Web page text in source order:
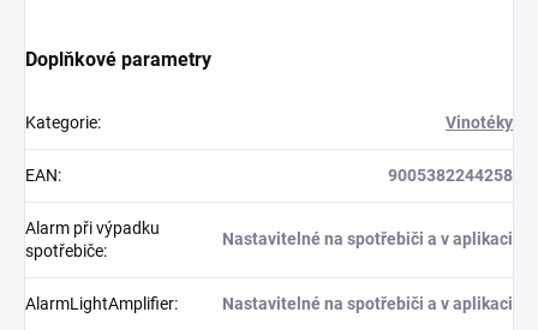
Doplňkové parametry
Kategorie: Vinotéky
EAN: 9005382244258
Alarm při výpadku
spotřebiče:
Nastavitelné na spotřebiči a v aplikaci
AlarmLightAmplifier: Nastavitelné na spotřebiči a v aplikaci